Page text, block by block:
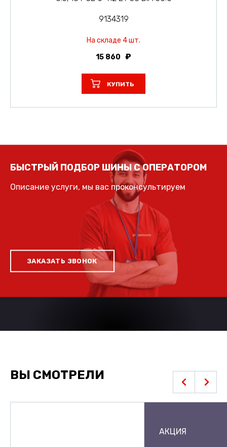
9134319
На складе 4 шт.
15 860
КУПИТЬ
БЫСТРЫЙ ПОДБОР ШИНЫ С ОПЕРАТОРОМ
Описание услуги, мы вас проконсультируем
ЗАКАЗАТЬ ЗВОНОК
ВЫ СМОТРЕЛИ
АКЦИЯ